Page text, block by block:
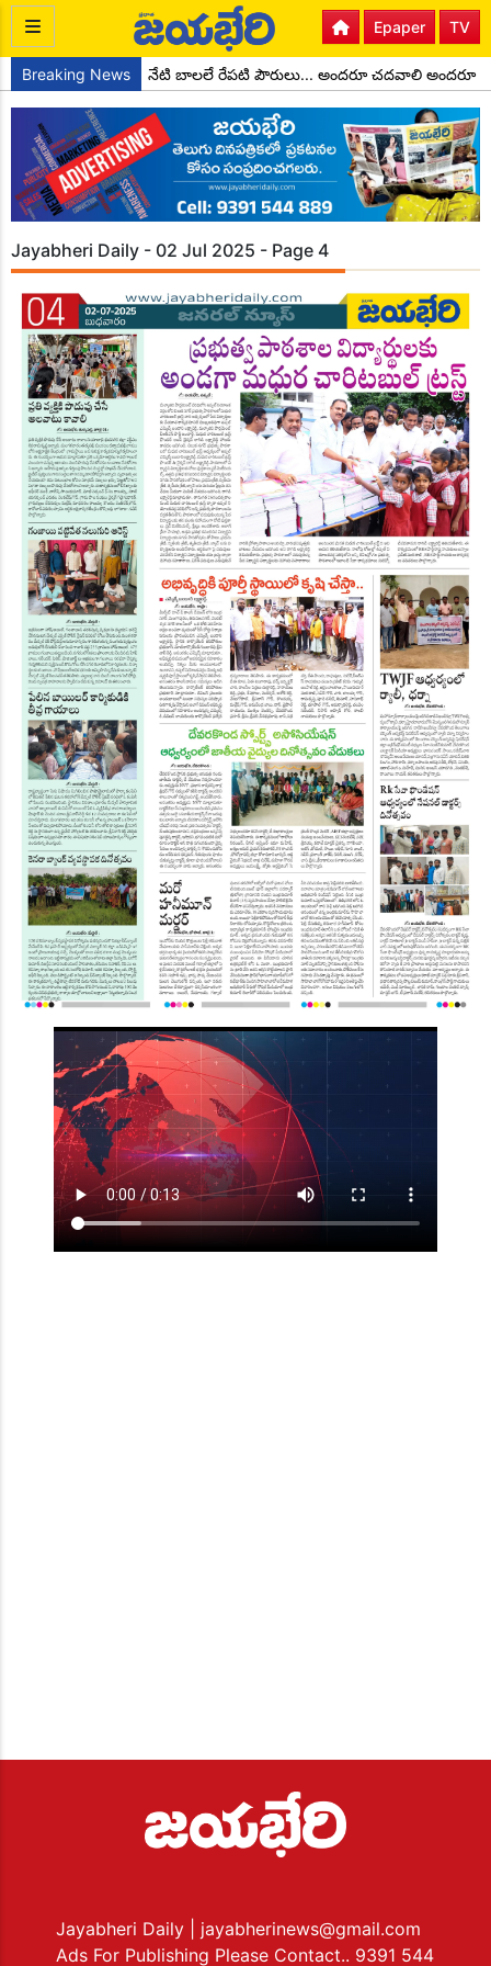
TV
Epaper
Breaking News
కొండాల్ రెడ్డి నేటి బాలలే రేపటి పౌరులు... అందరూ చదవాలి అందరూ
Jayabheri Daily - 02 Jul 2025 - Page 4
Jayabheri Daily
| jayabherinews@gmail.com
Ads For Publishing Please Contact.. 9391 544